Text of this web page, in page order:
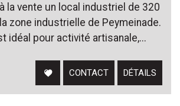
la vente un local industriel de 320
zone industrielle de Peymeinade.
idéal pour activité artisanale,...
CONTACT DÉTAILS